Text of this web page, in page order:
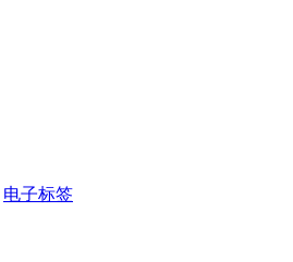
电子标签